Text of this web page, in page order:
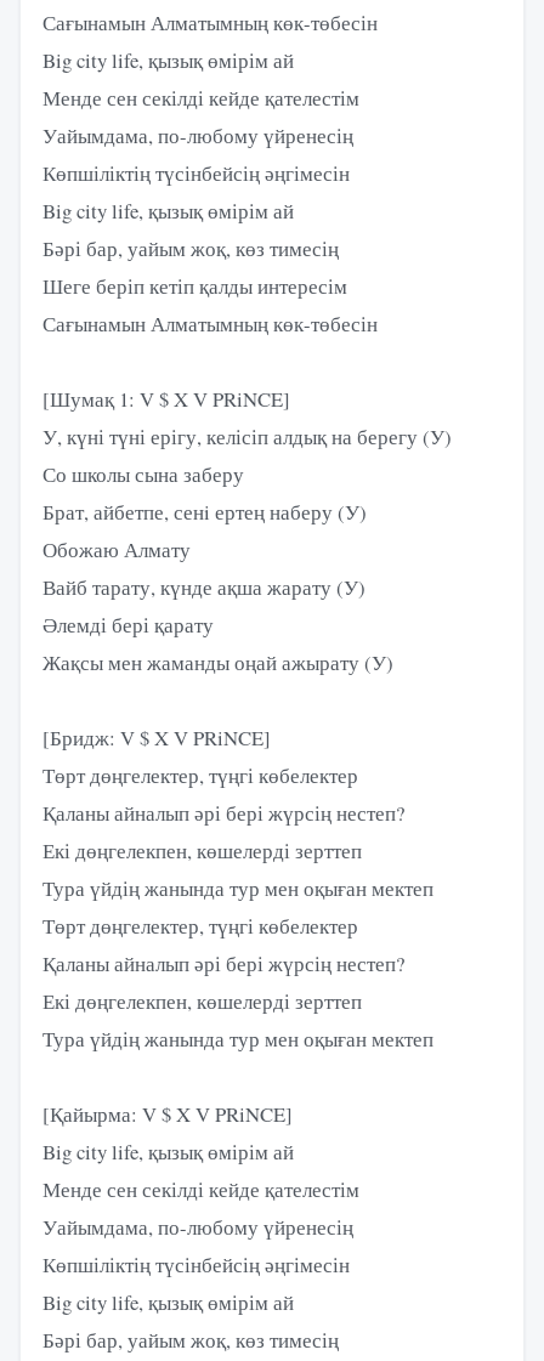
Сағынамын Алматымның көк-төбесін
Big city life, қызық өмірім ай
Менде сен секілді кейде қателестім
Уайымдама, по-любому үйренесің
Көпшіліктің түсінбейсің әңгімесін
Big city life, қызық өмірім ай
Бәрі бар, уайым жоқ, көз тимесің
Шеге беріп кетіп қалды интересім
Сағынамын Алматымның көк-төбесін
[Шумақ 1: V $ X V PRiNCE]
У, күні түні ерігу, келісіп алдық на берегу (У)
Со школы сына заберу
Брат, айбетпе, сенi ертең наберу (У)
Обожаю Алмату
Вайб тарату, күнде ақша жарату (У)
Әлемді бері қарату
Жақсы мен жаманды оңай ажырату (У)
[Бридж: V $ X V PRiNCE]
Төрт дөңгелектер, түңгі көбелектер
Қаланы айналып әрі бері жүрсің нестеп?
Екі дөңгелекпен, көшелерді зерттеп
Тура үйдің жанында тур мен оқыған мектеп
Төрт дөңгелектер, түңгі көбелектер
Қаланы айналып әрі бері жүрсің нестеп?
Екі дөңгелекпен, көшелерді зерттеп
Тура үйдің жанында тур мен оқыған мектеп
[Қайырма: V $ X V PRiNCE]
Big city life, қызық өмірім ай
Менде сен секілді кейде қателестім
Уайымдама, по-любому үйренесің
Көпшіліктің түсінбейсің әңгімесін
Big city life, қызық өмірім ай
Бәрі бар, уайым жоқ, көз тимесің